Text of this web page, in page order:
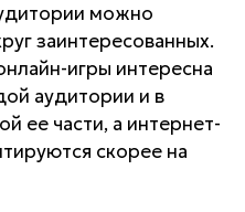
можно
заинтересованных.
игры интересна
аудитории и в
ее части, а интернет-
скорее на